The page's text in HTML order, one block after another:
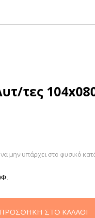
τες
μην υπάρχει στο φυσικό
ΠΡΟΣΘΉΚΗ ΣΤΟ ΚΑΛΆΘΙ